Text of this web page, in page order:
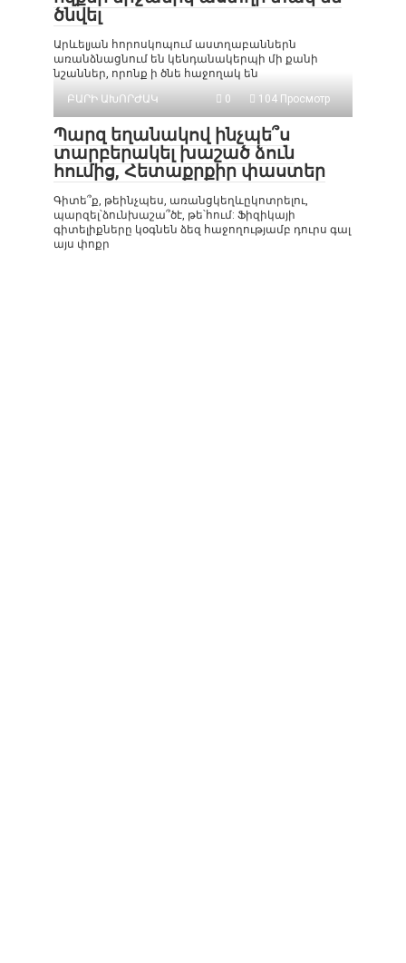
ծնվել
Արևելյան հորոսկոպում աստղաբաններն
առանձնացնում են կենդանակերպի մի քանի
նշաններ, որոնք ի ծնե հաջողակ են
ԲԱՐԻ ԱԽՈՐԺԱԿ
0 104 Просмотр
Պարզ եղանակով ինչպե՞ս
տարբերակել խաշած ձուն
հումից, Հետաքրքիր փաստեր
Գիտե՞ք, թեինչպես, առանցկեղևըկոտրելու,
պարզել՝ձունխաշա՞ծէ, թե՝հում: Ֆիզիկայի
գիտելիքները կօգնեն ձեզ հաջողությամբ դուրս գալ
այս փոքր